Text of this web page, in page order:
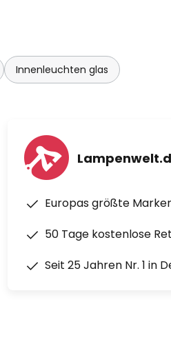
Innenleuchten glas
Europas größte
50 Tage kostenlose
Seit 25 Jahren Nr. 1 in